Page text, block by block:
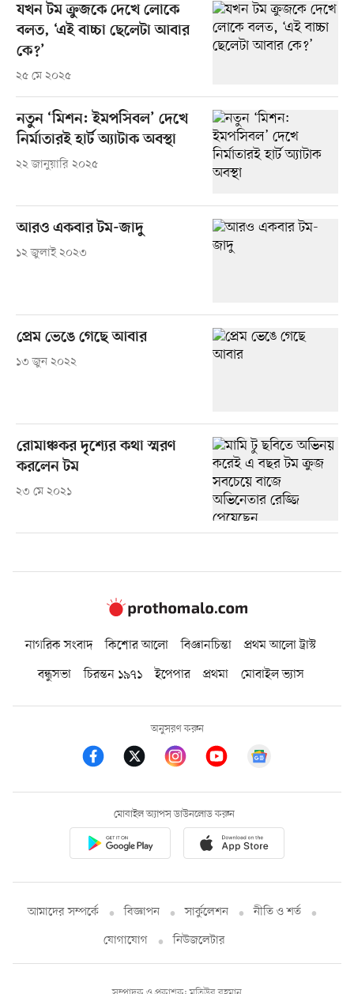
যখন টম ক্রুজকে দেখে লোকে
বলত, ‘এই বাচ্চা ছেলেটা আবার
কে?’
২৫ মে ২০২৫
নতুন ‘মিশন: ইমপসিবল’ দেখে
নির্মাতারই হার্ট অ্যাটাক অবস্থা
২২ জানুয়ারি ২০২৫
আরও একবার টম-জাদু
১২ জুলাই ২০২৩
প্রেম ভেঙে গেছে আবার
১৩ জুন ২০২২
রোমাঞ্চকর দৃশ্যের কথা স্মরণ
করলেন টম
২৩ মে ২০২১
নাগরিক সংবাদ কিশোর আলো বিজ্ঞানচিন্তা
প্রথম আলো ট্রাস্ট
বন্ধুসভা
চিরন্তন ১৯৭১ ইপেপার প্রথমা মোবাইল ভ্যাস
অনুসরণ করুন
মোবাইল অ্যাপস ডাউনলোড করুন
আমাদের সম্পর্কে বিজ্ঞাপন সার্কুলেশন
নীতি ও শর্ত
যোগাযোগ
নিউজলেটার